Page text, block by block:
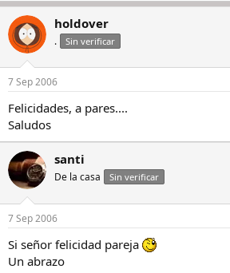
holdover
. Sin verificar
7 Sep 2006
Felicidades, a pares....
Saludos
santi
De la casa Sin verificar
7 Sep 2006
Si señor felicidad pareja
Un abrazo